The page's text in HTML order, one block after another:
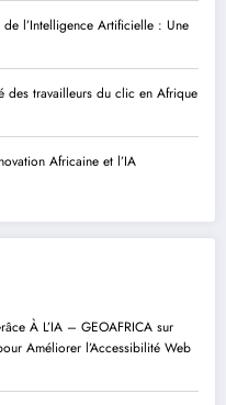
de l’Intelligence Artificielle : Une
des travailleurs du clic en Afrique
Africaine et l’IA
À L’IA – GEOAFRICA sur
Améliorer l’Accessibilité Web